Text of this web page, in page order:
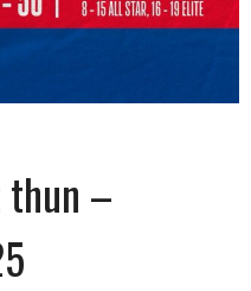
thun –